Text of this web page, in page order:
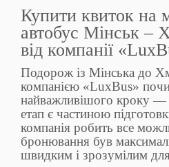
Купити квиток на
автобус Мінськ –
від компанії
Подорож із Мінська до
компанією «LuxBus»
найважливішого кроку —
етап є частиною
компанія робить все
бронювання був
швидким і зрозумілим